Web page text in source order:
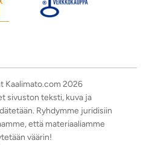
Kaalimato.com 2026
sivuston teksti, kuva ja
Ryhdymme juridisiin
että materiaaliamme
väärin!